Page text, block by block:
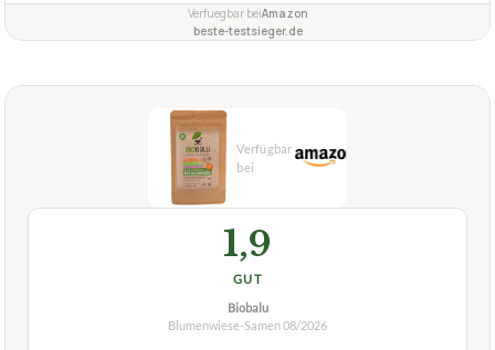
Verfuegbar beiAmazon
beste-testsieger.de
1,9
GUT
Biobalu
Blumenwiese-Samen08/2026